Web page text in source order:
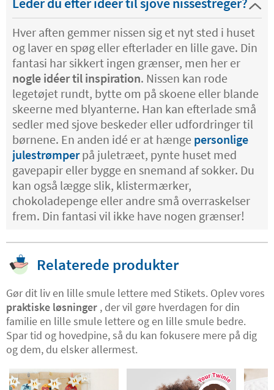
Hver aften gemmer nissen sig et nyt sted i huset
og laver en spøg eller efterlader en lille gave. Din
fantasi har sikkert ingen grænser, men her er
nogle idéer til inspiration. Nissen kan rode
legetøjet rundt, bytte om på skoene eller blande
skeerne med blyanterne. Han kan efterlade små
sedler med sjove beskeder eller udfordringer til
børnene. En anden idé er at hænge personlige
julestrømperpå juletræet, pynte huset med
gavepapir eller bygge en snemand af sokker. Du
kan også lægge slik, klistermærker,
chokoladepenge eller andre små overraskelser
frem. Din fantasi vil ikke have nogen grænser!
Relaterede produkter
Gør dit liv en lille smule lettere med Stikets. Oplev vores
praktiske løsninger , der vil gøre hverdagen for din
familie en lille smule lettere og en lille smule bedre.
Spar tid og hovedpine, så du kan fokusere mere på dig
og dem, du elsker allermest.